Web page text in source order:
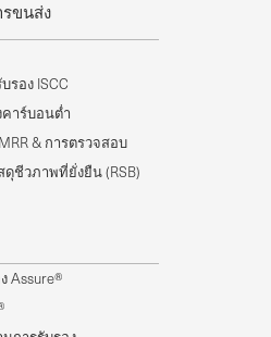
รขนส่ง
รอง ISCC
าร์บอนต่ำ
& การตรวจสอบ
ชีวภาพที่ยั่งยืน (RSB)
Assure®